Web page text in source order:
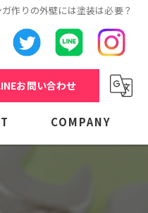
ガ作りの外壁には塗装は必要？
お問い合わせ
COMPANY